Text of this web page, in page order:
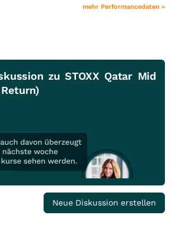
mehr Performancedaten »
zu STOXX Qatar Mid
Neue Diskussion erstellen